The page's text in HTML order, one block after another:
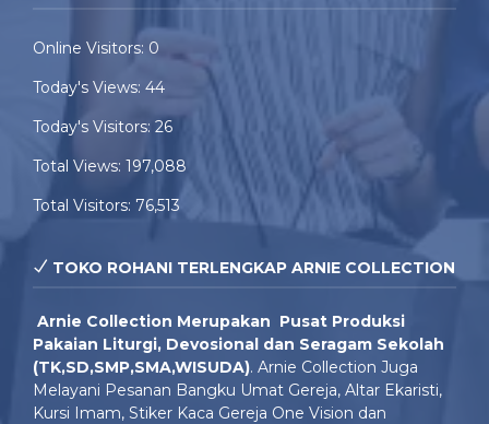
Online Visitors: 0
Today's Views: 44
Today's Visitors: 26
Total Views: 197,088
Total Visitors: 76,513
TOKO ROHANI TERLENGKAP ARNIE COLLECTION
Arnie Collection Merupakan Pusat Produksi
Pakaian Liturgi, Devosional dan Seragam Sekolah
(TK,SD,SMP,SMA,WISUDA). Arnie Collection Juga
Melayani Pesanan Bangku Umat Gereja, Altar Ekaristi,
Kursi Imam, Stiker Kaca Gereja One Vision dan